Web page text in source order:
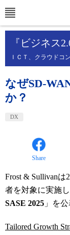
『ビジネス
ＩＣＴ、クラウドコ
なぜSD-
か？
DX
Share
Frost & Sullivan
者を対象に実施し
SASE 2025 」を
Tailored Growth